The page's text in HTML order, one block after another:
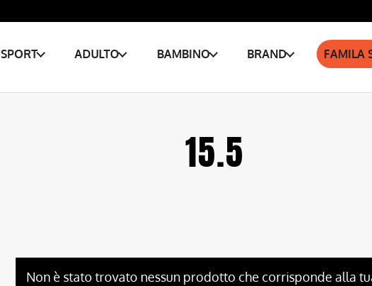
SPORT ADULTO BAMBINO BRAND FAMILA
15.5
Non è stato trovato nessun prodotto che corrisponde alla